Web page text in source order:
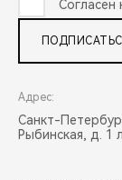
Согласен
Адрес:
Санкт-
Рыбинская, д. 1